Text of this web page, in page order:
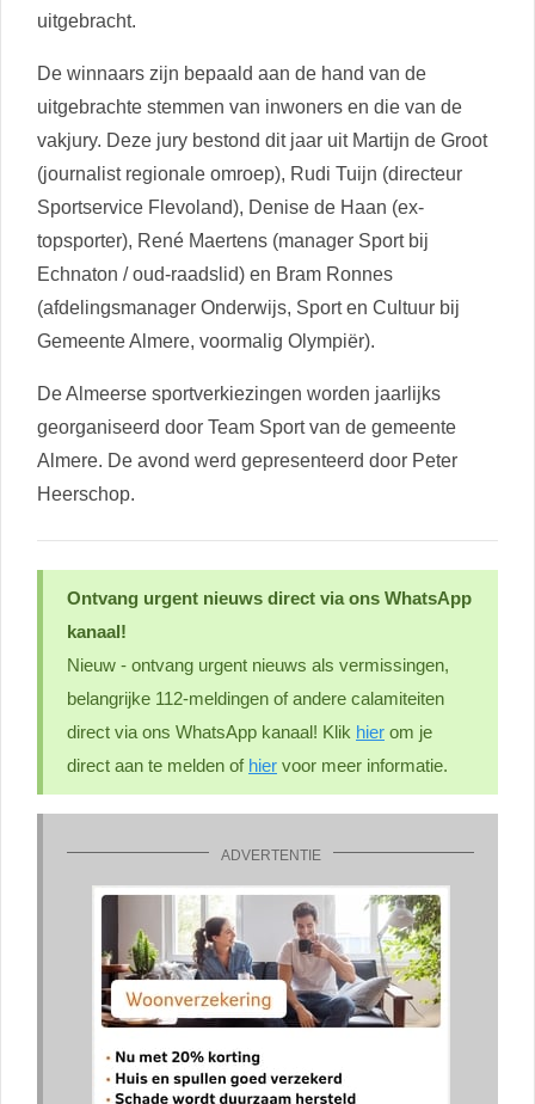
uitgebracht.
De winnaars zijn bepaald aan de hand van de
uitgebrachte stemmen van inwoners en die van de
vakjury. Deze jury bestond dit jaar uit Martijn de Groot
(journalist regionale omroep), Rudi Tuijn (directeur
Sportservice Flevoland), Denise de Haan (ex-
topsporter), René Maertens (manager Sport bij
Echnaton / oud-raadslid) en Bram Ronnes
(afdelingsmanager Onderwijs, Sport en Cultuur bij
Gemeente Almere, voormalig Olympiër).
De Almeerse sportverkiezingen worden jaarlijks
georganiseerd door Team Sport van de gemeente
Almere. De avond werd gepresenteerd door Peter
Heerschop.
Ontvang urgent nieuws direct via ons WhatsApp
kanaal!
Nieuw - ontvang urgent nieuws als vermissingen,
belangrijke 112-meldingen of andere calamiteiten
direct via ons WhatsApp kanaal! Klik hier om je
direct aan te melden of hier voor meer informatie.